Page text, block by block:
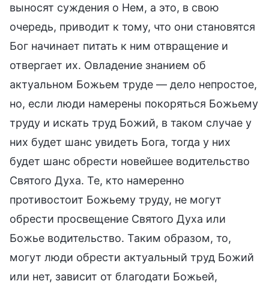
выносят суждения о Нем, а это, в свою
очередь, приводит к тому, что они становятся
Бог начинает питать к ним отвращение и
отвергает их. Овладение знанием об
актуальном Божьем труде — дело непростое,
но, если люди намерены покоряться Божьему
труду и искать труд Божий, в таком случае у
них будет шанс увидеть Бога, тогда у них
будет шанс обрести новейшее водительство
Святого Духа. Те, кто намеренно
противостоит Божьему труду, не могут
обрести просвещение Святого Духа или
Божье водительство. Таким образом, то,
могут люди обрести актуальный труд Божий
или нет, зависит от благодати Божьей,